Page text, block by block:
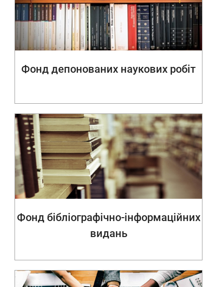
Фонд депонованих наукових робіт
Фонд бібліографічно-інформаційних
видань